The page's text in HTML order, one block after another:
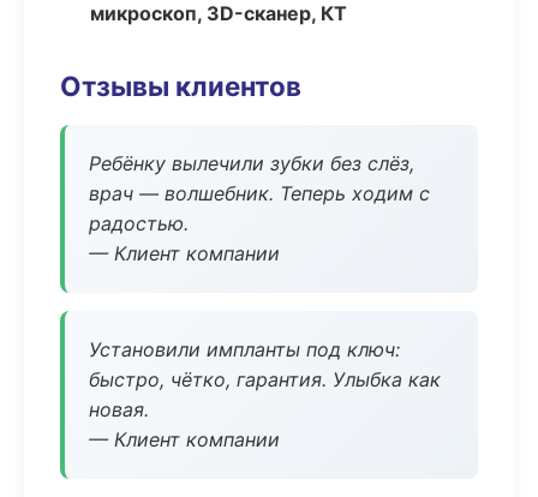
микроскоп, 3D-сканер, КТ
Отзывы клиентов
Ребёнку вылечили зубки без слёз,
врач — волшебник. Теперь ходим с
радостью.
— Клиент компании
Установили импланты под ключ:
быстро, чётко, гарантия. Улыбка как
новая.
— Клиент компании